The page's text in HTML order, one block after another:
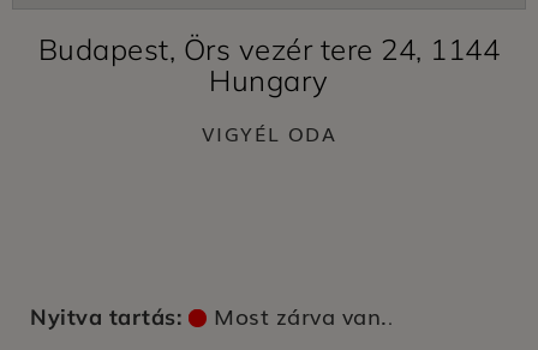
Budapest, Örs vezér tere 24, 1144
Hungary
VIGYÉL ODA
Nyitva tartás: Most zárva van..